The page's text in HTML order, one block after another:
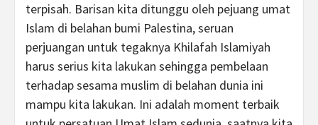
terpisah. Barisan kita ditunggu oleh pejuang umat
Islam di belahan bumi Palestina, seruan
perjuangan untuk tegaknya Khilafah Islamiyah
harus serius kita lakukan sehingga pembelaan
terhadap sesama muslim di belahan dunia ini
mampu kita lakukan. Ini adalah moment terbaik